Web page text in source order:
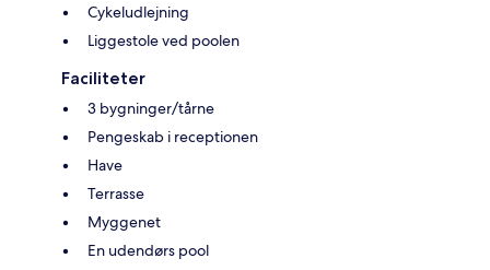
Cykeludlejning
Liggestole ved poolen
Faciliteter
3 bygninger/tårne
Pengeskab i receptionen
Have
Terrasse
Myggenet
En udendørs pool